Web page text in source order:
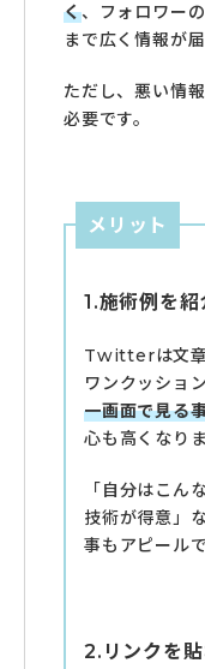
く、フォロワー
まで広く情報が
ただし、悪い情
必要です。
メリット
1.施術例を
Twitterは文章
ワンクッショ
一画面で見る
心も高くなりま
「自分はこん
技術が得意」
事もアピール
2.リンクを貼